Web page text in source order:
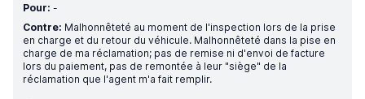
Pour: -
Contre: Malhonnêteté au moment de l'inspection lors de la prise
en charge et du retour du véhicule. Malhonnêteté dans la pise en
charge de ma réclamation; pas de remise ni d'envoi de facture
lors du paiement, pas de remontée à leur "siège" de la
réclamation que l'agent m'a fait remplir.